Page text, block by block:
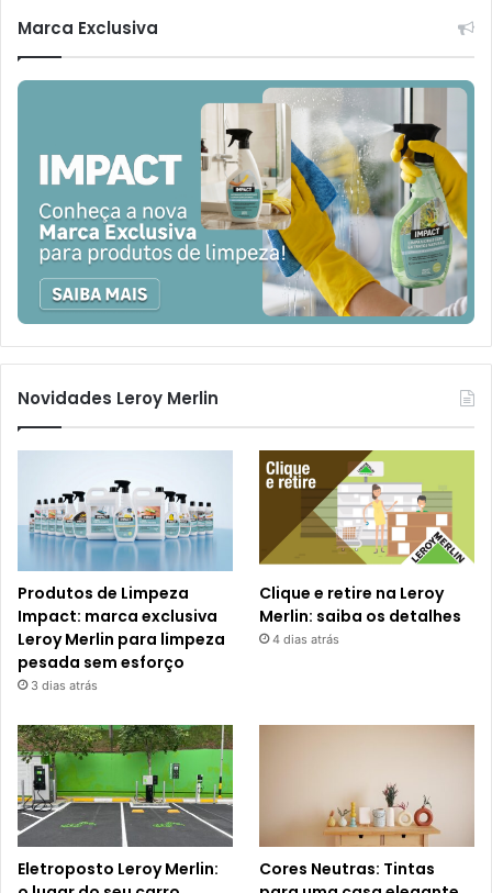
Marca Exclusiva
Novidades Leroy Merlin
Produtos de Limpeza
Impact: marca exclusiva
Leroy Merlin para limpeza
pesada sem esforço
3 dias atrás
Clique e retire na Leroy
Merlin: saiba os detalhes
4 dias atrás
Eletroposto Leroy Merlin:
Cores Neutras: Tintas